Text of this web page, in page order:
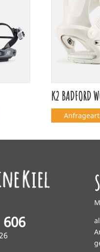
K2 BADFORD
606